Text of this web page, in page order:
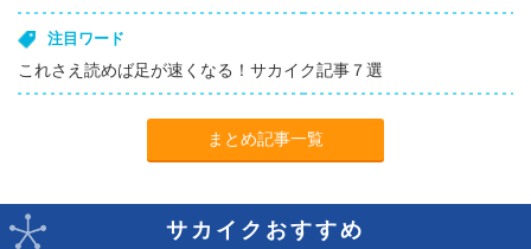
注目ワード
これさえ読めば足が速くなる！サカイク記事７選
まとめ記事一覧
サカイクおすすめ